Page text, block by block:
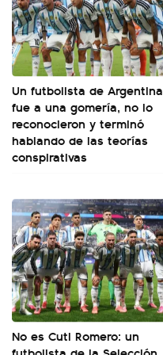
Un futbolista de Argentina
fue a una gomería, no lo
reconocieron y terminó
hablando de las teorías
conspirativas
No es Cuti Romero: un